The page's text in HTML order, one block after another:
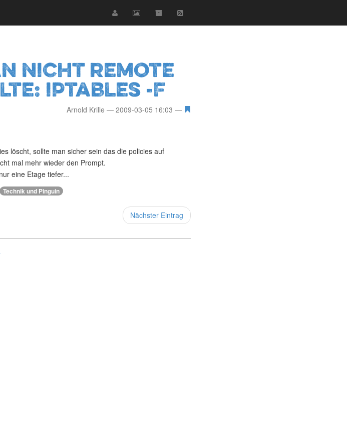
nicht remote
iptables -F
Arnold Krille
2009-03-05 16:03
löscht, sollte man sicher sein das die policies auf
mal mehr wieder den Prompt.
eine Etage tiefer...
Technik und Pinguin
Nächster Eintrag